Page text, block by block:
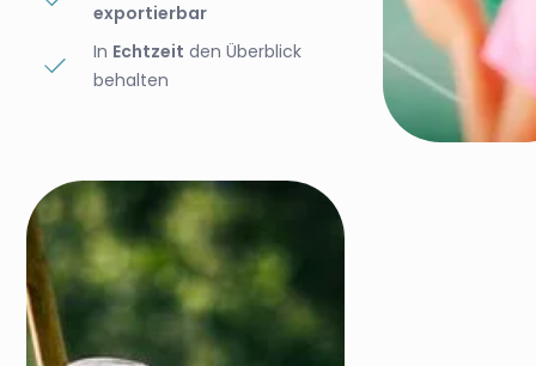
exportierbar
In Echtzeit den Überblick
behalten